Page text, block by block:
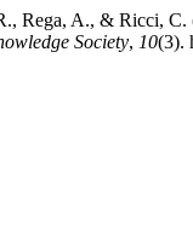
Rega, A., & Ricci,
Society, 10(3).